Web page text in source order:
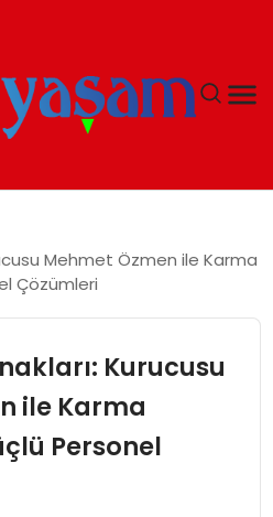
Mehmet Özmen ile Karma
Çözümleri
Kurucusu
ile Karma
Personel